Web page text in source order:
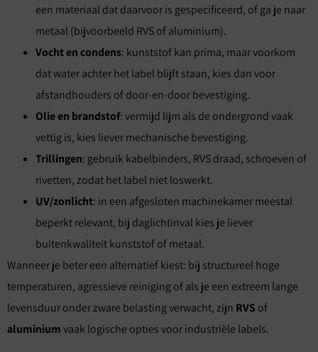
een materiaal dat daarvoor is gespecificeerd, of ga je naar
metaal (bijvoorbeeld RVS of aluminium).
Vocht en condens: kunststof kan prima, maar voorkom
dat water achter het label blijft staan, kies dan voor
afstandhouders of door-en-door bevestiging.
Olie en brandstof: vermijd lijm als de ondergrond vaak
vettig is, kies liever mechanische bevestiging.
Trillingen: gebruik kabelbinders, RVS draad, schroeven of
rivetten, zodat het label niet loswerkt.
UV/zonlicht: in een afgesloten machinekamer meestal
beperkt relevant, bij daglichtinval kies je liever
buitenkwaliteit kunststof of metaal.
Wanneer je beter een alternatief kiest: bij structureel hoge
temperaturen, agressieve reiniging of als je een extreem lange
levensduur onder zware belasting verwacht, zijn RVS of
aluminiumvaak logische opties voor industriële labels.